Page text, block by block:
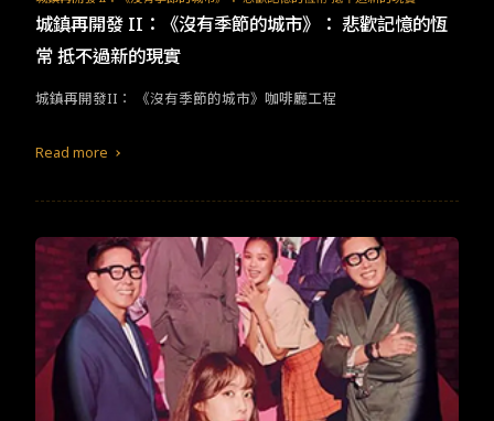
城鎮再開發 II：《沒有季節的城市》： 悲歡記憶的恆
常 抵不過新的現實
城鎮再開發II： 《沒有季節的城市》咖啡廳工程
Read more